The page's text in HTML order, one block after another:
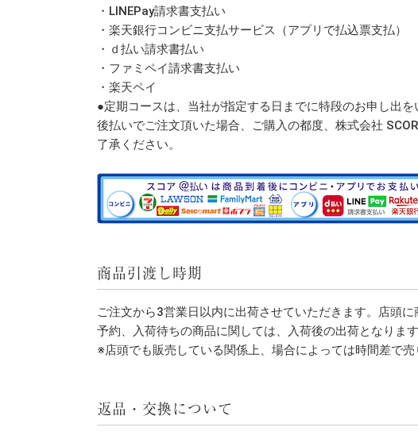
・LINEPay請求書支払い
・楽天銀行コンビニ支払サービス（アプリで払込票支払）
・ｄ払い請求書払い
・ファミペイ請求書支払い
・楽天ペイ
●定期コースは、当社が指定する日までに特段のお申し出
後払いでご注文頂いた場合、ご購入の都度、株式会社
了承ください。
商品引渡し時期
ご注文から3営業日以内に出荷させていただきます。店頭
予約、入荷待ちの商品に関しては、入荷後の出荷となります
※店頭でも販売している関係上、場合によっては時間差で
返品・交換について